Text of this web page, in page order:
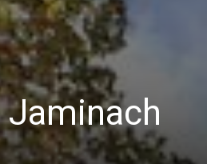
Jaminach